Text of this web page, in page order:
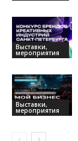
Выставки,
мероприятия
Выставки,
мероприятия